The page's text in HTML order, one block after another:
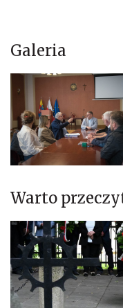
Galeria
Warto